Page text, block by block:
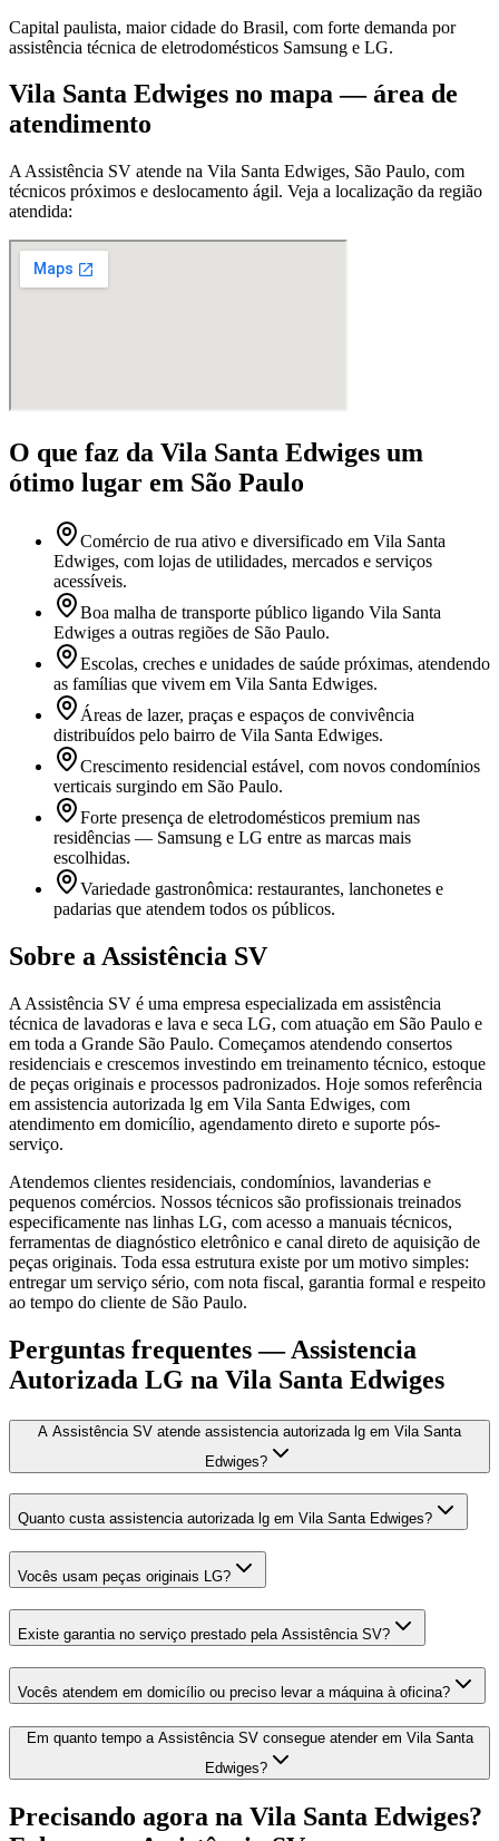
Capital paulista, maior cidade do Brasil, com forte demanda por
assistência técnica de eletrodomésticos Samsung e LG.
Vila Santa Edwiges no mapa — área de
atendimento
A Assistência SV atende na Vila Santa Edwiges, São Paulo, com
técnicos próximos e deslocamento ágil. Veja a localização da região
atendida:
O que faz da Vila Santa Edwiges um
ótimo lugar em São Paulo
Comércio de rua ativo e diversificado em Vila Santa
Edwiges, com lojas de utilidades, mercados e serviços
acessíveis.
Boa malha de transporte público ligando Vila Santa
Edwiges a outras regiões de São Paulo.
Escolas, creches e unidades de saúde próximas, atendendo
as famílias que vivem em Vila Santa Edwiges.
Áreas de lazer, praças e espaços de convivência
distribuídos pelo bairro de Vila Santa Edwiges.
Crescimento residencial estável, com novos condomínios
verticais surgindo em São Paulo.
Forte presença de eletrodomésticos premium nas
residências — Samsung e LG entre as marcas mais
escolhidas.
Variedade gastronômica: restaurantes, lanchonetes e
padarias que atendem todos os públicos.
Sobre a Assistência SV
A Assistência SV é uma empresa especializada em assistência
técnica de lavadoras e lava e seca LG, com atuação em São Paulo e
em toda a Grande São Paulo. Começamos atendendo consertos
residenciais e crescemos investindo em treinamento técnico, estoque
de peças originais e processos padronizados. Hoje somos referência
em assistencia autorizada lg em Vila Santa Edwiges, com
atendimento em domicílio, agendamento direto e suporte pós-
serviço.
Atendemos clientes residenciais, condomínios, lavanderias e
pequenos comércios. Nossos técnicos são profissionais treinados
especificamente nas linhas LG, com acesso a manuais técnicos,
ferramentas de diagnóstico eletrônico e canal direto de aquisição de
peças originais. Toda essa estrutura existe por um motivo simples:
entregar um serviço sério, com nota fiscal, garantia formal e respeito
ao tempo do cliente de São Paulo.
Perguntas frequentes —Assistencia
Autorizada LG na Vila Santa Edwiges
A Assistência SV atende assistencia autorizada lg em Vila Santa
Edwiges?
Quanto custa assistencia autorizada lg em Vila Santa Edwiges?
Vocês usam peças originais LG?
Existe garantia no serviço prestado pela Assistência SV?
Vocês atendem em domicílio ou preciso levar a máquina à oficina?
Em quanto tempo a Assistência SV consegue atender em Vila Santa
Edwiges?
Precisando agora na Vila Santa Edwiges?